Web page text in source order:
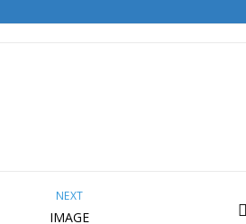
NEXT
IMAGE